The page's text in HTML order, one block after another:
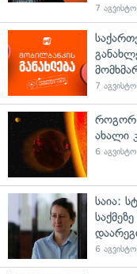
7
7
როგორ
ახალი
6
საია:
6